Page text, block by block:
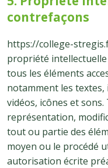
contrefaçons
https://college-
propriété
tous les éléments
notamment les
vidéos, icônes et
représentation,
tout ou partie des
moyen ou le procédé
autorisation écrite